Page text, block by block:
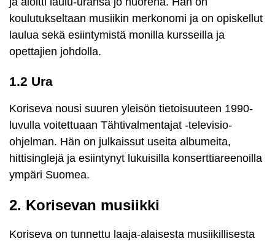
koulutukseltaan musiikin merkonomi ja on opiskellut
laulua sekä esiintymistä monilla kursseilla ja
opettajien johdolla.
1.2 Ura
Koriseva nousi suuren yleisön tietoisuuteen 1990-
luvulla voitettuaan Tähtivalmentajat -televisio-
ohjelman. Hän on julkaissut useita albumeita,
hittisinglejä ja esiintynyt lukuisilla konserttiareenoilla
ympäri Suomea.
2. Korisevan musiikki
Koriseva on tunnettu laaja-alaisesta musiikillisesta